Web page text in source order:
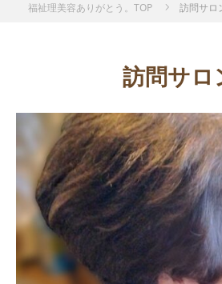
福祉理美容ありがとう。TOP 訪問サロ
訪問サロ